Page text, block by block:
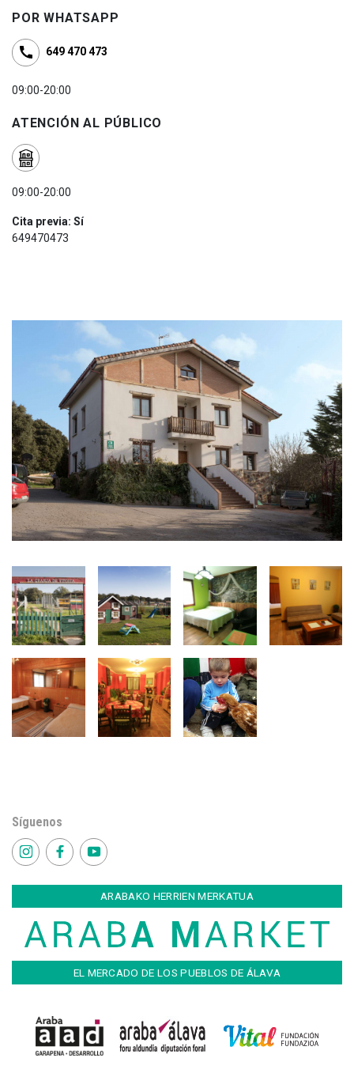
POR WHATSAPP
649 470 473
09:00-20:00
ATENCIÓN AL PÚBLICO
09:00-20:00
Cita previa: Sí
649470473
Síguenos
ARABAKO HERRIEN MERKATUA
EL MERCADO DE LOS PUEBLOS DE ÁLAVA